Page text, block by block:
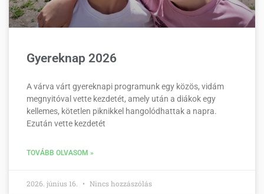
Gyereknap 2026
A várva várt gyereknapi programunk egy közös, vidám
megnyitóval vette kezdetét, amely után a diákok egy
kellemes, kötetlen piknikkel hangolódhattak a napra.
Ezután vette kezdetét
TOVÁBB OLVASOM »
2026. június 16. Nincs hozzászólás